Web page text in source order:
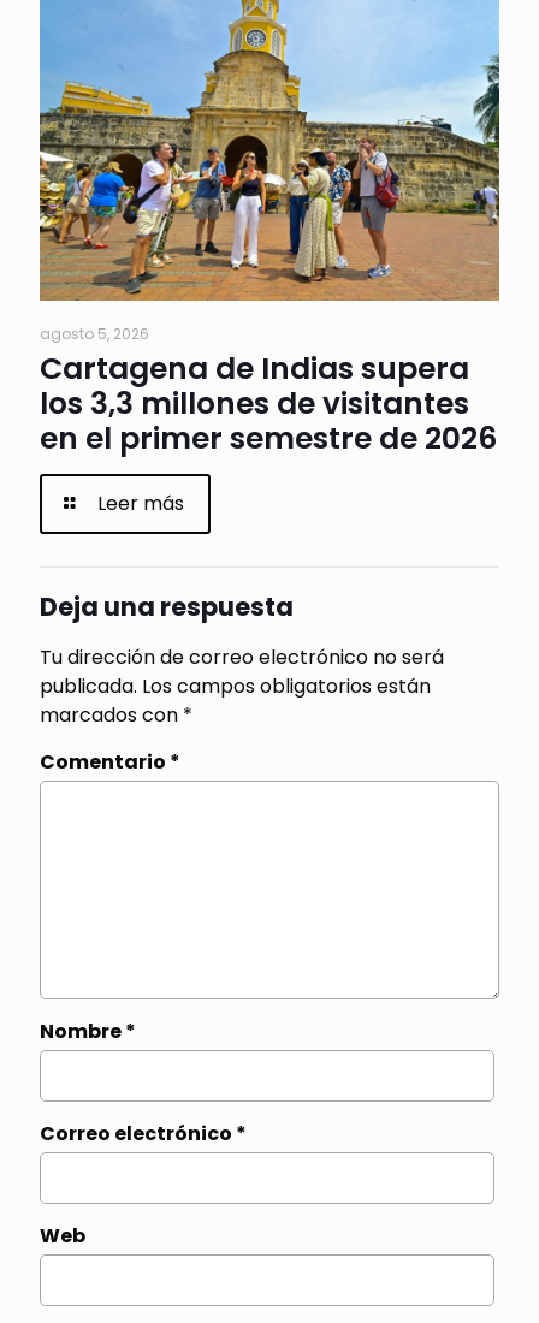
agosto 5, 2026
Cartagena de Indias supera
los 3,3 millones de visitantes
en el primer semestre de 2026
Leer más
Deja una respuesta
Tu dirección de correo electrónico no será
publicada. Los campos obligatorios están
marcados con *
Comentario *
Nombre*
Correo electrónico *
Web